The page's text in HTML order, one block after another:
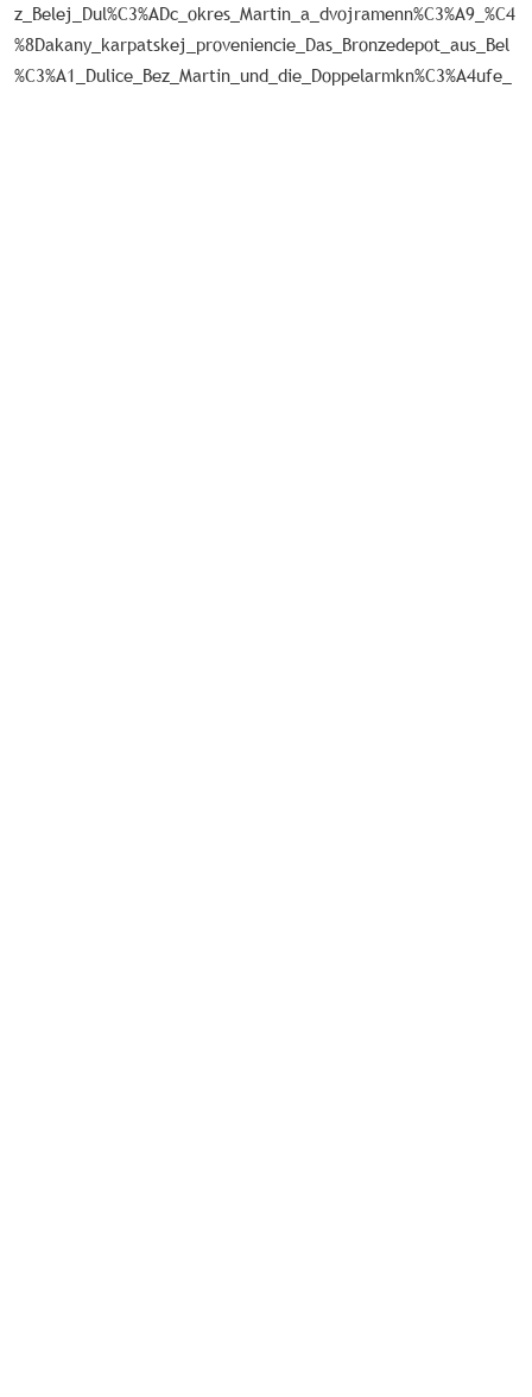
z_Belej_Dul%C3%ADc_okres_Martin_a_dvojramenn%C3%A9_%C4
%8Dakany_karpatskej_proveniencie_Das_Bronzedepot_aus_Bel
%C3%A1_Dulice_Bez_Martin_und_die_Doppelarmkn%C3%A4ufe_